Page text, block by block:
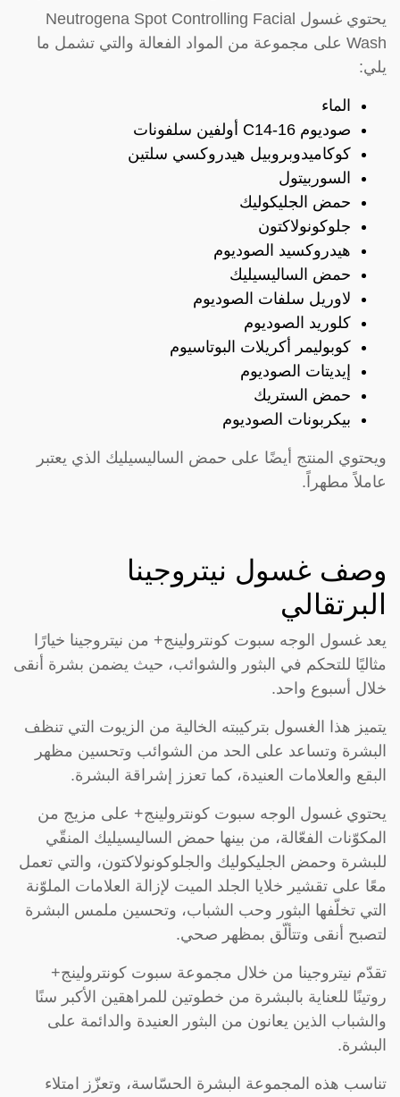
يحتوي غسول Neutrogena Spot Controlling Facial
Wash على مجموعة من المواد الفعالة والتي تشمل ما
يلي:
الماء
صوديوم C14-16 أولفين سلفونات
كوكاميدوبروبيل هيدروكسي سلتين
السوربيتول
حمض الجليكوليك
جلوكونولاكتون
هيدروكسيد الصوديوم
حمض الساليسيليك
لاوريل سلفات الصوديوم
كلوريد الصوديوم
كوبوليمر أكريلات البوتاسيوم
إيديتات الصوديوم
حمض الستريك
بيكربونات الصوديوم
ويحتوي المنتج أيضًا على حمض الساليسيليك الذي يعتبر
عاملاً مطهراً.
وصف غسول نيتروجينا
البرتقالي
يعد غسول الوجه سبوت كونترولينج+ من نيتروجينا خيارًا
مثاليًا للتحكم في البثور والشوائب، حيث يضمن بشرة أنقى
خلال أسبوع واحد.
يتميز هذا الغسول بتركيبته الخالية من الزيوت التي تنظف
البشرة وتساعد على الحد من الشوائب وتحسين مظهر
البقع والعلامات العنيدة، كما تعزز إشراقة البشرة.
يحتوي غسول الوجه سبوت كونترولينج+ على مزيج من
المكوّنات الفعّالة، من بينها حمض الساليسيليك المنقّي
للبشرة وحمض الجليكوليك والجلوكونولاكتون، والتي تعمل
معًا على تقشير خلايا الجلد الميت لإزالة العلامات الملوّنة
التي تخلّفها البثور وحب الشباب، وتحسين ملمس البشرة
لتصبح أنقى وتتألّق بمظهر صحي.
تقدّم نيتروجينا من خلال مجموعة سبوت كونترولينج+
روتينًا للعناية بالبشرة من خطوتين للمراهقين الأكبر سنًا
والشباب الذين يعانون من البثور العنيدة والدائمة على
البشرة.
تناسب هذه المجموعة البشرة الحسّاسة، وتعزّز امتلاء